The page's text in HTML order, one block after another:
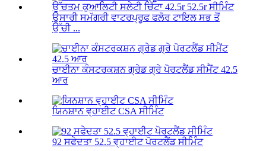
ਉਸਾਰੀ ਸਮੱਗਰੀ ਵਾਟਰਪ੍ਰੂਫ ਫਲੋਰ ਟਾਇਲ ਸਭ ਤੋਂ
ਉੱਚੀ ...
ਚਾਈਨਾ ਕੰਸਟਰਕਸ਼ਨ ਗ੍ਰੇਡ ਗ੍ਰੇ ਪੋਰਟਲੈਂਡ ਸੀਮੈਂਟ 42.5
ਆਰ
ਯਿਨਸ਼ਾਨ ਵ੍ਹਾਈਟ CSA ਸੀਮਿੰਟ
92 ਸਫੇਦਤਾ 52.5 ਵ੍ਹਾਈਟ ਪੋਰਟਲੈਂਡ ਸੀਮਿੰਟ